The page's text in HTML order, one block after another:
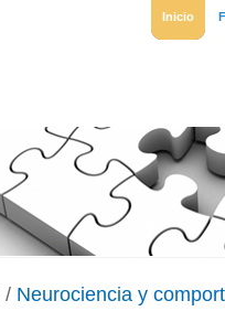
Inicio
/ Neurociencia y